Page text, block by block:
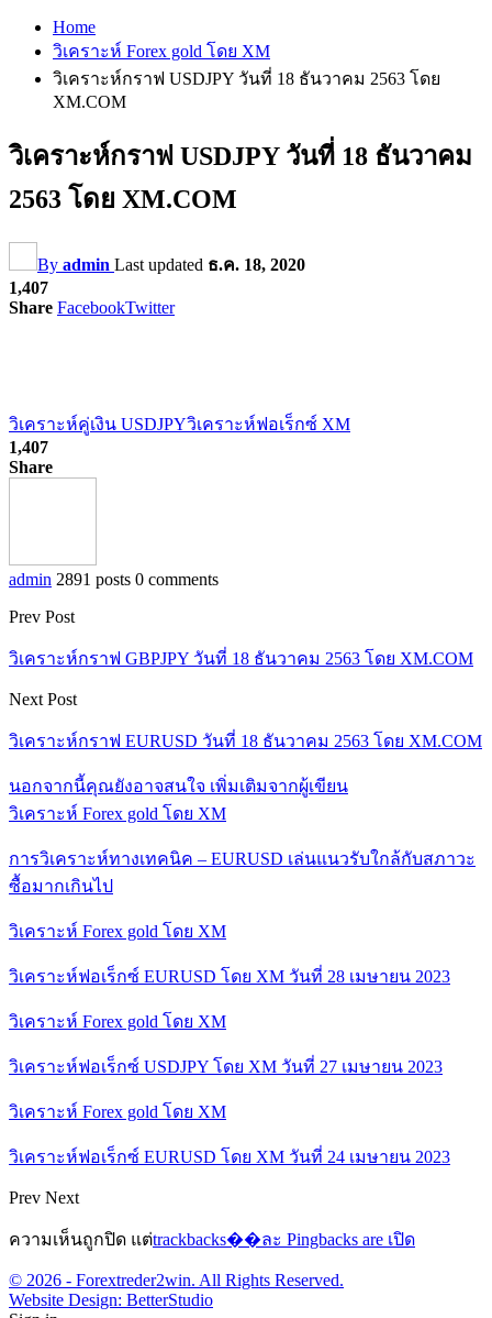
Home
วิเคราะห์ Forex gold โดย XM
วิเคราะห์กราฟ USDJPY วันที่ 18 ธันวาคม 2563 โดย
XM.COM
วิเคราะห์กราฟ USDJPY วันที่ 18 ธันวาคม
2563 โดย XM.COM
By admin Last updated ธ.ค. 18, 2020
1,407
Share FacebookTwitter
วิเคราะห์คู่เงิน USDJPYวิเคราะห์ฟอเร็กซ์ XM
1,407
Share
admin 2891 posts 0 comments
Prev Post
วิเคราะห์กราฟ GBPJPY วันที่ 18 ธันวาคม 2563 โดย XM.COM
Next Post
วิเคราะห์กราฟ EURUSD วันที่ 18 ธันวาคม 2563 โดย XM.COM
นอกจากนี้คุณยังอาจสนใจ เพิ่มเติมจากผู้เขียน
วิเคราะห์ Forex gold โดย XM
การวิเคราะห์ทางเทคนิค – EURUSD เล่นแนวรับใกล้กับสภาวะ
ซื้อมากเกินไป
วิเคราะห์ Forex gold โดย XM
วิเคราะห์ฟอเร็กซ์ EURUSD โดย XM วันที่ 28 เมษายน 2023
วิเคราะห์ Forex gold โดย XM
วิเคราะห์ฟอเร็กซ์ USDJPY โดย XM วันที่ 27 เมษายน 2023
วิเคราะห์ Forex gold โดย XM
วิเคราะห์ฟอเร็กซ์ EURUSD โดย XM วันที่ 24 เมษายน 2023
Prev Next
ความเห็นถูกปิด แต่trackbacks��ละ Pingbacks are เปิด
© 2026 - Forextreder2win. All Rights Reserved.
Website Design: BetterStudio